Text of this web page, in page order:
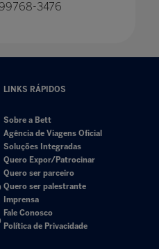
3476
LINKS RÁPIDOS
Sobre a Bett
Agência de Viagens Oficial
Soluções Integradas
Quero Expor/Patrocinar
Quero ser parceiro
Quero ser palestrante
Imprensa
Fale Conosco
Política de Privacidade